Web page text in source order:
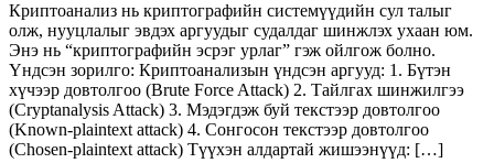
Криптоанализ нь криптографийн системүүдийн сул талыг
олж, нууцлалыг эвдэх аргуудыг судалдаг шинжлэх ухаан юм.
Энэ нь “криптографийн эсрэг урлаг” гэж ойлгож болно.
Үндсэн зорилго: Криптоанализын үндсэн аргууд: 1. Бүтэн
хүчээр довтолгоо (Brute Force Attack) 2. Тайлгах шинжилгээ
(Cryptanalysis Attack) 3. Мэдэгдэж буй текстээр довтолгоо
(Known-plaintext attack) 4. Сонгосон текстээр довтолгоо
(Chosen-plaintext attack) Түүхэн алдартай жишээнүүд: […]